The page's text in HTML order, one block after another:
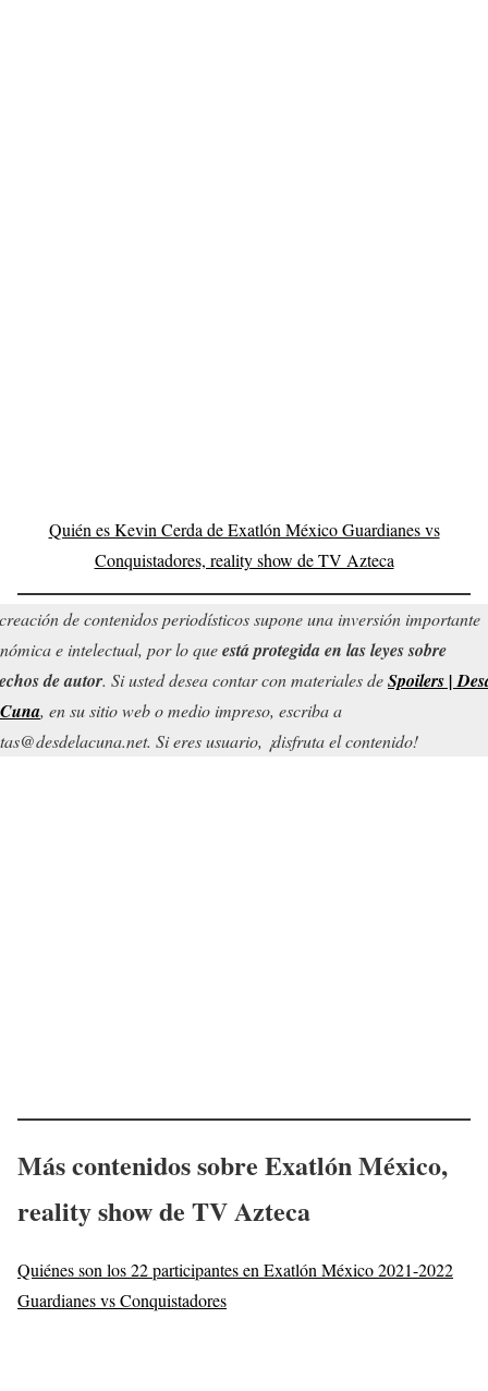
Quién es Kevin Cerda de Exatlón México Guardianes vs
Conquistadores, reality show de TV Azteca
de contenidos periodísticos supone una inversión importante
e intelectual, por lo queestá protegida en las leyes sobre
de autor. Si usted desea contar con materiales deSpoilers |
, en su sitio web o medio impreso, escriba a
Si eres usuario, ¡disfruta el contenido!
Más contenidos sobre Exatlón México,
reality show de TV Azteca
Quiénes son los 22 participantes en Exatlón México 2021-2022
Guardianes vs Conquistadores